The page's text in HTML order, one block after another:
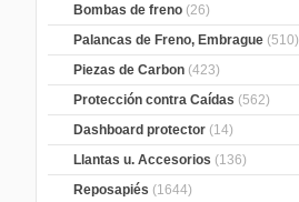
Bombas de freno (26)
Palancas de Freno, Embrague (510)
Piezas de Carbon (423)
Protección contra Caídas (562)
Dashboard protector (14)
Llantas u. Accesorios (136)
Reposapiés (1644)